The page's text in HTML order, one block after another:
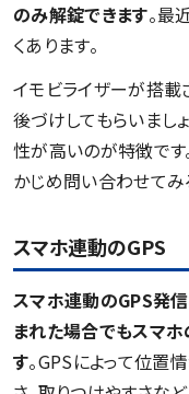
のみ解錠できます。最
くあります。
イモビライザーが搭
後づけしてもらいまし
性が高いのが特徴です
かじめ問い合わせてみ
スマホ連動のGPS
スマホ連動のGPS発
まれた場合でもスマ
す。GPSによって位置